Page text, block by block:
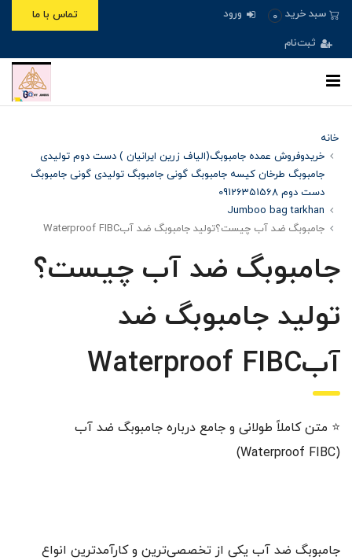
سبد خرید 0 ورود
ثبت‌نام
تماس با ما
خانه
خریدوفروش عمده جامبوبگ(الیاف زرین ایرانیان ) دست دوم تولیدی
جامبوبگ طرخان کیسه جامبوبگ گونی جامبوبگ تولیدی گونی جامبوبگ
دست دوم 09126351568
Jumboo bag tarkhan
جامبوبگ ضد آب چیست؟تولید جامبوبگ ضد آبWaterproof FIBC
جامبوبگ ضد آب چیست؟
تولید جامبوبگ ضد
آبWaterproof FIBC
⭐ متن کاملاً طولانی و جامع درباره جامبوبگ ضد آب
(Waterproof FIBC)
جامبوبگ ضد آب یکی از تخصصی‌ترین و کارآمدترین انواع